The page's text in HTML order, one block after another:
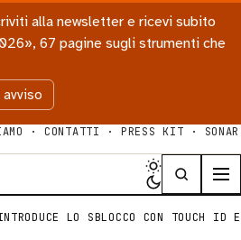
alla newsletter e ricevi subito
67 pagine sugli strumenti che
· CONTATTI · PRESS KIT · SONAR
LO SBLOCCO CON TOUCH ID E